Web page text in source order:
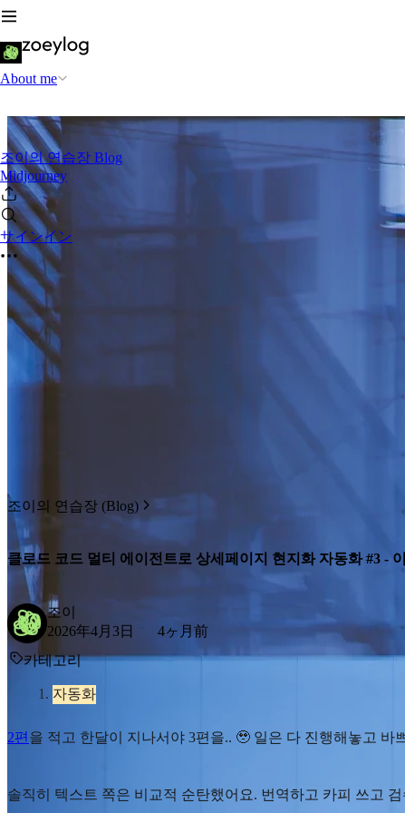
About me
조이의 연습장 Blog
Midjourney
サインイン
조이의 연습장 (Blog)
클로드 코드 멀티 에이전트로 상세페이지 현지화 자동화 #3 -
조이
2026年4月3日
4ヶ月前
카테고리
자동화
2편 을 적고 한달이 지나서야 3편을.. 🥹 일은 다 진행해놓고
솔직히 텍스트 쪽은 비교적 순탄했어요. 번역하고 카피 쓰고